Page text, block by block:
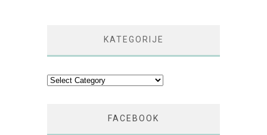
KATEGORIJE
Kategorije
FACEBOOK